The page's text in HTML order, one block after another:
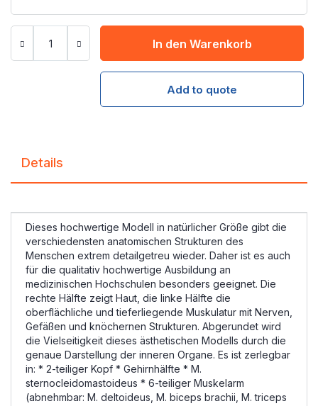
In den Warenkorb
Add to quote
Details
Dieses hochwertige Modell in natürlicher Größe gibt die
verschiedensten anatomischen Strukturen des
Menschen extrem detailgetreu wieder. Daher ist es auch
für die qualitativ hochwertige Ausbildung an
medizinischen Hochschulen besonders geeignet. Die
rechte Hälfte zeigt Haut, die linke Hälfte die
oberflächliche und tieferliegende Muskulatur mit Nerven,
Gefäßen und knöchernen Strukturen. Abgerundet wird
die Vielseitigkeit dieses ästhetischen Modells durch die
genaue Darstellung der inneren Organe. Es ist zerlegbar
in: * 2-teiliger Kopf * Gehirnhälfte * M.
sternocleidomastoideus * 6-teiliger Muskelarm
(abnehmbar: M. deltoideus, M. biceps brachii, M. triceps